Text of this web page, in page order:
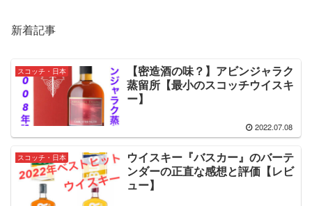
新着記事
スコッチ・日本
【密造酒の味？】アビンジャラク
蒸留所【最小のスコッチウイスキ
ー】
2022.07.08
スコッチ・日本
ウイスキー『バスカー』のバーテ
ンダーの正直な感想と評価【レビ
ュー】